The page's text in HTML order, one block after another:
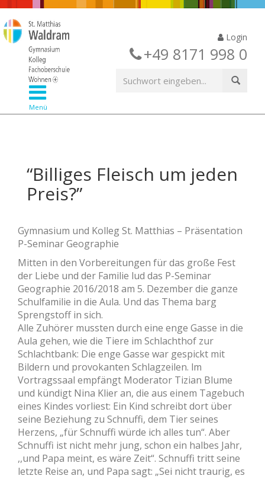
Login
+49 8171 998 0
Menü
“Billiges Fleisch um jeden
Preis?”
Gymnasium und Kolleg St. Matthias – Präsentation
P-Seminar Geographie
Mitten in den Vorbereitungen für das große Fest
der Liebe und der Familie lud das P-Seminar
Geographie 2016/2018 am 5. Dezember die ganze
Schulfamilie in die Aula. Und das Thema barg
Sprengstoff in sich.
Alle Zuhörer mussten durch eine enge Gasse in die
Aula gehen, wie die Tiere im Schlachthof zur
Schlachtbank: Die enge Gasse war gespickt mit
Bildern und provokanten Schlagzeilen. lm
Vortragssaal empfängt Moderator Tizian Blume
und kündigt Nina Klier an, die aus einem Tagebuch
eines Kindes vorliest: Ein Kind schreibt dort über
seine Beziehung zu Schnuffi, dem Tier seines
Herzens, „für Schnuffi würde ich alles tun“. Aber
Schnuffi ist nicht mehr jung, schon ein halbes Jahr,
,,und Papa meint, es wäre Zeit“. Schnuffi tritt seine
letzte Reise an, und Papa sagt: „Sei nicht traurig, es